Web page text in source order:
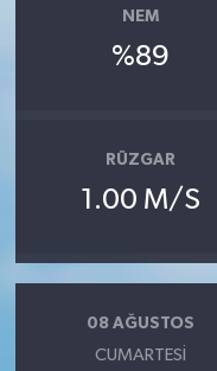
NEM
%89
RÜZGAR
1.00 M/S
08 AĞUSTOS
CUMARTESI